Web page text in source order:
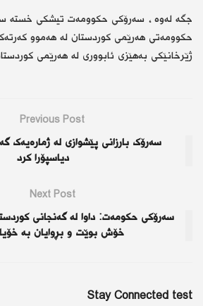
جگه‌ له‌وه‌ ، سەرۆکی حکوومەت تیشکی خستە
حکوومەتی هەرێمی کوردستان لە هەموو
ژێرخانێکی بەهێزی ئابووری لە هەرێمی
Previous Post
سەرۆک بارزانی پێشوازی لە ژمارەیەک
دیاسپۆرا کرد
Next Post
سەرۆكی حكومەت: داوا لە گەنجانی
خۆش بوێت و بڕوایان بە
Stay Connected test